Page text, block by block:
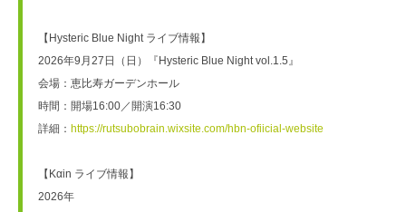
【Hysteric Blue Night ライブ情報】
2026年9月27日（日）『Hysteric Blue Night vol.1.5』
会場：恵比寿ガーデンホール
時間：開場16:00／開演16:30
詳細： https://rutsubobrain.wixsite.com/hbn-ofiicial-website
【Kαin ライブ情報】
2026年